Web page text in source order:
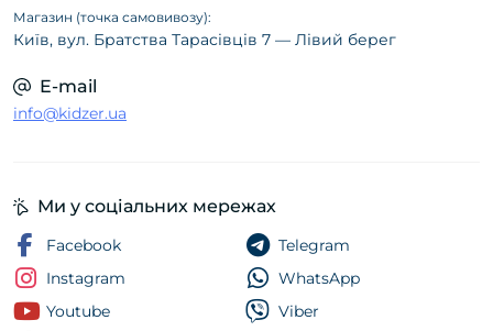
Магазин (точка самовивозу):
Київ, вул. Братства Тарасівців 7 — Лівий берег
E-mail
info@kidzer.ua
Ми у соціальних мережах
Facebook
Instagram
Youtube
Telegram
WhatsApp
Viber